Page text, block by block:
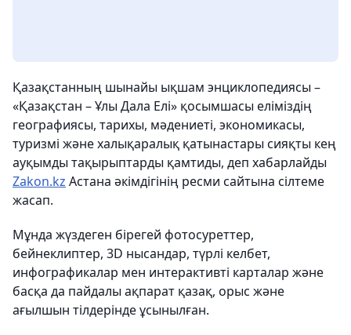
Қазақстанның шынайы ықшам энциклопедиясы –
«Қазақстан – Ұлы Дала Елі» қосымшасы еліміздің
географиясы, тарихы, мәдениеті, экономикасы,
туризмі және халықаралық қатынастары сияқты кең
ауқымды тақырыптарды қамтиды, деп хабарлайды
Zakon.kz Астана әкімдігінің ресми сайтына сілтеме
жасап.
Мұнда жүздеген бірегей фотосуреттер,
бейнеклиптер, 3D нысандар, түрлі келбет,
инфографикалар мен интерактивті карталар және
басқа да пайдалы ақпарат қазақ, орыс және
ағылшын тілдерінде ұсынылған.